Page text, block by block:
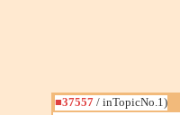
■37557/ inTopicNo.1)